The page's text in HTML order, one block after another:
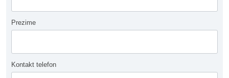
Prezime
Kontakt telefon